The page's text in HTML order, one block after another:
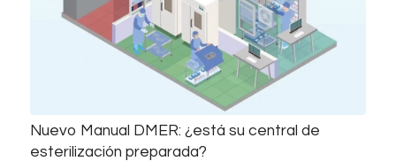
Nuevo Manual DMER: ¿está su central de
esterilización preparada?